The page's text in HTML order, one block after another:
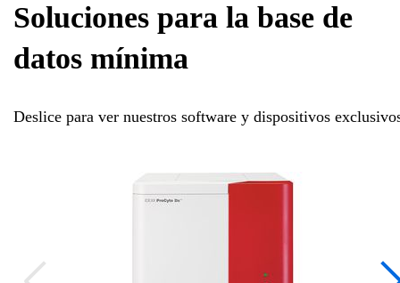
Soluciones para la base de
datos mínima
Deslice para ver nuestros software y dispositivos